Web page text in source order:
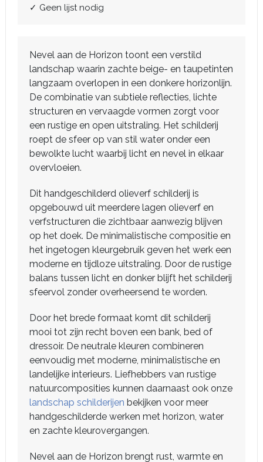
✓ Geen lijst nodig
Nevel aan de Horizon toont een verstild
landschap waarin zachte beige- en taupetinten
langzaam overlopen in een donkere horizonlijn.
De combinatie van subtiele reflecties, lichte
structuren en vervaagde vormen zorgt voor
een rustige en open uitstraling. Het schilderij
roept de sfeer op van stil water onder een
bewolkte lucht waarbij licht en nevel in elkaar
overvloeien.
Dit handgeschilderd olieverf schilderij is
opgebouwd uit meerdere lagen olieverf en
verfstructuren die zichtbaar aanwezig blijven
op het doek. De minimalistische compositie en
het ingetogen kleurgebruik geven het werk een
moderne en tijdloze uitstraling. Door de rustige
balans tussen licht en donker blijft het schilderij
sfeervol zonder overheersend te worden.
Door het brede formaat komt dit schilderij
mooi tot zijn recht boven een bank, bed of
dressoir. De neutrale kleuren combineren
eenvoudig met moderne, minimalistische en
landelijke interieurs. Liefhebbers van rustige
natuurcomposities kunnen daarnaast ook onze
landschap schilderijen bekijken voor meer
handgeschilderde werken met horizon, water
en zachte kleurovergangen.
Nevel aan de Horizon brengt rust, warmte en